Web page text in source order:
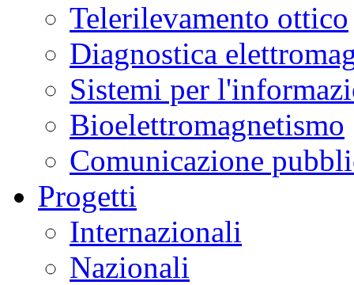
Telerilevamento ottico
Diagnostica
Sistemi per
Bioelettromagnetismo
Comunicazione
Progetti
Internazionali
Nazionali